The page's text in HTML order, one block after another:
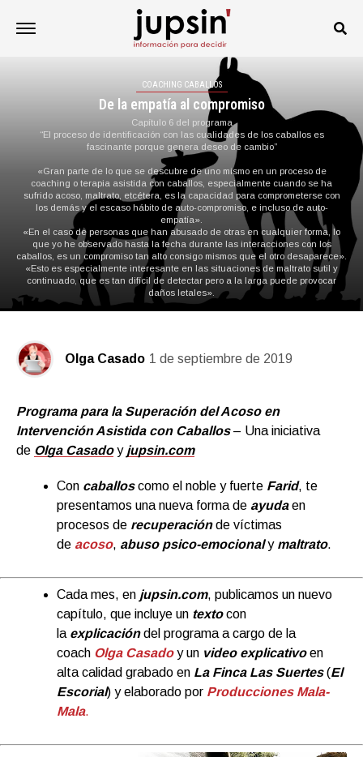
COACHING CABALLOS
De la empatía al compromiso
Capítulo 6 del programa
“El proceso de identificación con las cualidades de los caballos es
fascinante porque genera deseo de cambio”
«Gran parte de lo que se descubre de uno mismo en un proceso de
coaching o terapia asistida con caballos, especialmente cuando se ha
sufrido acoso, maltrato, etcétera, es la capacidad para comprometerse con
los demás y el escaso hábito de auto-compromiso, e incluso de auto-
empatía».
«En el caso de personas que han abusado de otras en cualquier forma, lo
que yo he observado hasta la fecha durante las interacciones con los
caballos, es un compromiso tan alto consigo mismos que el otro desaparece».
«Esto es especialmente interesante en las situaciones de maltrato sutil y
continuado, que es tan difícil de detectar pero a la larga puede provocar
daños letales».
Olga Casado 1 de septiembre de 2019
Programa para la Superación del Acoso en
Intervención Asistida con Caballos– Una iniciativa
de Olga Casado y jupsin.com
Con caballos como el noble y fuerte Farid, te
presentamos una nueva forma de ayudaen
procesos de recuperaciónde víctimas
de acoso, abuso psico-emocionaly maltrato.
Cada mes, en jupsin.com, publicamos un nuevo
capítulo, que incluye un textocon
la explicacióndel programa a cargo de la
coach Olga Casadoy un video explicativoen
alta calidad grabado en La Finca Las Suertes(El
Escorial) y elaborado por Producciones Mala-
Mala.